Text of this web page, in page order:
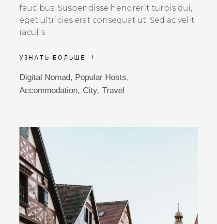
faucibus. Suspendisse hendrerit turpis dui,
eget ultricies erat consequat ut. Sed ac velit
iaculis
УЗНАТЬ БОЛЬШЕ
Digital Nomad, Popular Hosts
Accommodation
City Travel